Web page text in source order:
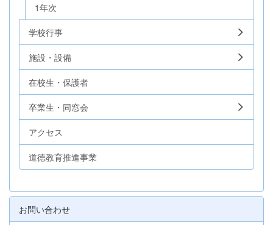
1年次
学校行事
施設・設備
在校生・保護者
卒業生・同窓会
アクセス
道徳教育推進事業
お問い合わせ